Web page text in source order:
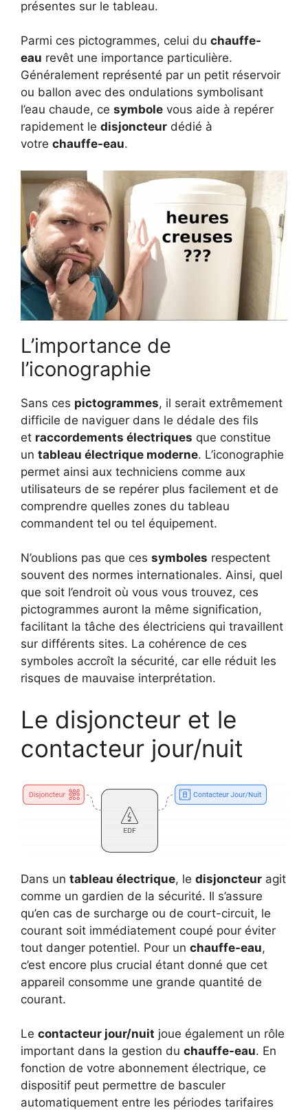
présentes sur le tableau.
Parmi ces pictogrammes, celui du chauffe-
eau revêt une importance particulière.
Généralement représenté par un petit réservoir
ou ballon avec des ondulations symbolisant
l’eau chaude, ce symbole vous aide à repérer
rapidement le disjoncteur dédié à
votre chauffe-eau.
L’importance de
l’iconographie
Sans ces pictogrammes, il serait extrêmement
difficile de naviguer dans le dédale des fils
et raccordements électriques que constitue
un tableau électrique moderne. L’iconographie
permet ainsi aux techniciens comme aux
utilisateurs de se repérer plus facilement et de
comprendre quelles zones du tableau
commandent tel ou tel équipement.
N’oublions pas que ces symboles respectent
souvent des normes internationales. Ainsi, quel
que soit l’endroit où vous vous trouvez, ces
pictogrammes auront la même signification,
facilitant la tâche des électriciens qui travaillent
sur différents sites. La cohérence de ces
symboles accroît la sécurité, car elle réduit les
risques de mauvaise interprétation.
Le disjoncteur et le
contacteur jour/nuit
Dans un tableau électrique, le disjoncteur agit
comme un gardien de la sécurité. Il s’assure
qu’en cas de surcharge ou de court-circuit, le
courant soit immédiatement coupé pour éviter
tout danger potentiel. Pour un chauffe-eau,
c’est encore plus crucial étant donné que cet
appareil consomme une grande quantité de
courant.
Le contacteur jour/nuit joue également un rôle
important dans la gestion du chauffe-eau. En
fonction de votre abonnement électrique, ce
dispositif peut permettre de basculer
automatiquement entre les périodes tarifaires